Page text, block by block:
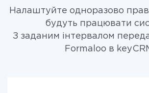
Налаштуйте одноразово
будуть працювати
З заданим інтервалом
Formaloo в